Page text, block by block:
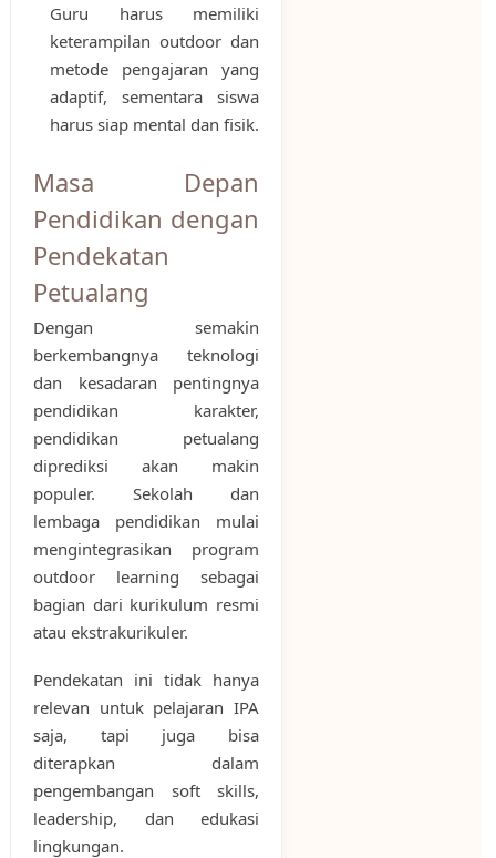
Guru harus memiliki
keterampilan outdoor dan
metode pengajaran yang
adaptif, sementara siswa
harus siap mental dan fisik.
Masa Depan
Pendidikan dengan
Pendekatan
Petualang
Dengan semakin
berkembangnya teknologi
dan kesadaran pentingnya
pendidikan karakter,
pendidikan petualang
diprediksi akan makin
populer. Sekolah dan
lembaga pendidikan mulai
mengintegrasikan program
outdoor learning sebagai
bagian dari kurikulum resmi
atau ekstrakurikuler.
Pendekatan ini tidak hanya
relevan untuk pelajaran IPA
saja, tapi juga bisa
diterapkan dalam
pengembangan soft skills,
leadership, dan edukasi
lingkungan.